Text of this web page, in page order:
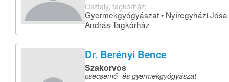
Osztály, tagkórház:
Gyermekgyógyászat • Nyíregyházi Jósa
András Tagkórház
Dr. Berényi Bence
Szakorvos
csecsemő- és gyermekgyógyászat